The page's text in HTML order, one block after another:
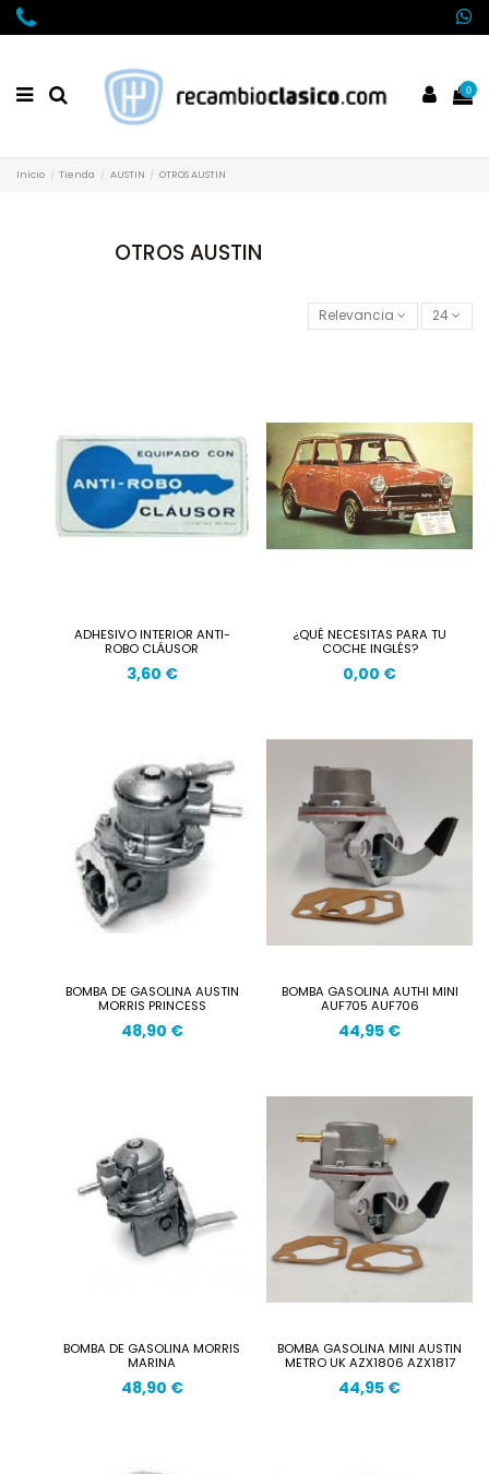
0
Inicio Tienda AUSTIN OTROS AUSTIN
OTROS AUSTIN
Relevancia 24
ADHESIVO INTERIOR ANTI-
ROBO CLÁUSOR
3,60 €
¿QUÉ NECESITAS PARA TU
COCHE INGLÉS?
0,00 €
BOMBA DE GASOLINA AUSTIN
MORRIS PRINCESS
48,90 €
BOMBA GASOLINA AUTHI MINI
AUF705 AUF706
44,95 €
BOMBA DE GASOLINA MORRIS
MARINA
48,90 €
BOMBA GASOLINA MINI AUSTIN
METRO UK AZX1806 AZX1817
44,95 €